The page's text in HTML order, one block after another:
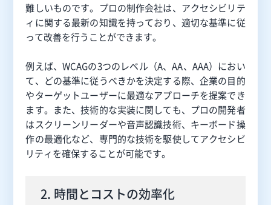
難しいものです。プロの制作会社は、アクセシビリテ
ィに関する最新の知識を持っており、適切な基準に従
って改善を行うことができます。
例えば、WCAGの3つのレベル（A、AA、AAA）におい
て、どの基準に従うべきかを決定する際、企業の目的
やターゲットユーザーに最適なアプローチを提案でき
ます。また、技術的な実装に関しても、プロの開発者
はスクリーンリーダーや音声認識技術、キーボード操
作の最適化など、専門的な技術を駆使してアクセシビ
リティを確保することが可能です。
2. 時間とコストの効率化